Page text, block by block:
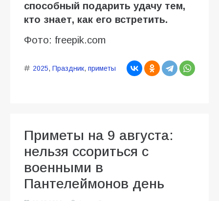
способный подарить удачу тем,
кто знает, как его встретить.
Фото: freepik.com
2025, Праздник, приметы
Приметы на 9 августа:
нельзя ссориться с
военными в
Пантелеймонов день